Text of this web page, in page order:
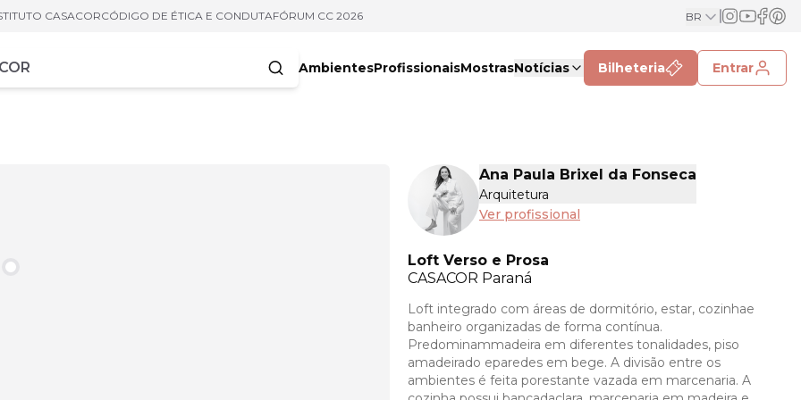
CASACORCÓDIGO DE ÉTICA E CONDUTAFÓRUM CC 2026 BR
AmbientesProfissionaisMostrasNotícias Bilheteria Entrar
Ana Paula Brixel da Fonseca
Arquitetura
Ver profissional
Loft Verso e Prosa
CASACOR Paraná
Loft integrado com áreas de dormitório, estar, cozinhae
banheiro organizadas de forma contínua.
Predominammadeira em diferentes tonalidades, piso
amadeirado eparedes em bege. A divisão entre os
ambientes é feita porestante vazada em marcenaria. A